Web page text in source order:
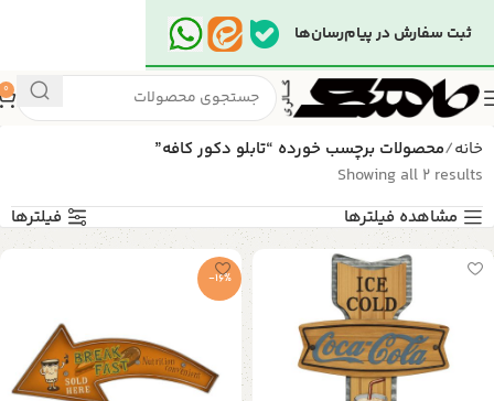
0
خانه محصولات برچسب خورده “تابلو دکور کافه”
Showing all 2 results
مشاهده فیلترها
فیلترها
-16%
ثبت سفارش در پیام‌رسان‌ها